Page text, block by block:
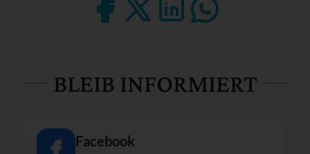
BLEIB INFORMIERT
Facebook